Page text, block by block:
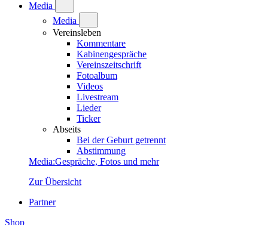
Media
Media
Vereinsleben
Kommentare
Kabinengespräche
Vereinszeitschrift
Fotoalbum
Videos
Livestream
Lieder
Ticker
Abseits
Bei der Geburt getrennt
Abstimmung
Media:Gespräche, Fotos und mehr
Zur Übersicht
Partner
Shop